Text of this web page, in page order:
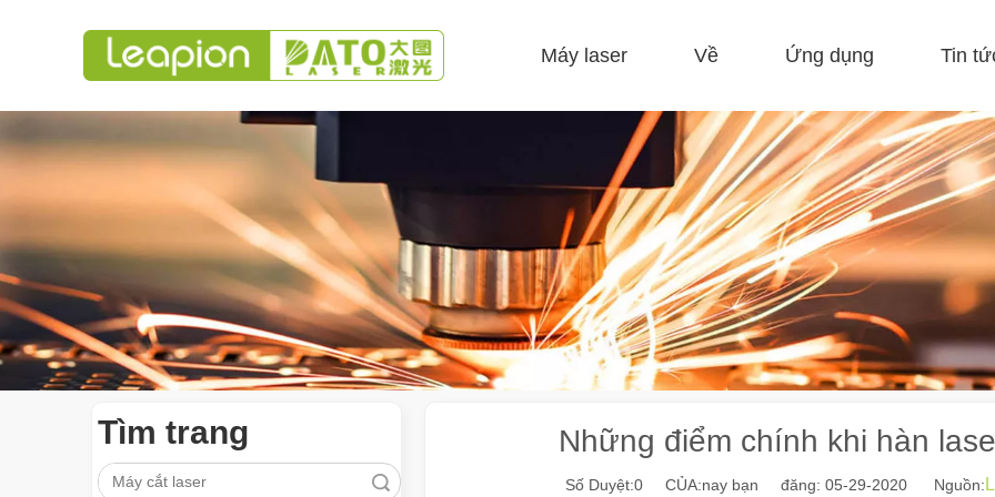
Máy laser Về Ứng dụng Tin
Tìm trang Những điểm chính khi hàn
Số Duyệt:0 CỦA:nay bạn đăng: 05-29-2020 Nguồn: